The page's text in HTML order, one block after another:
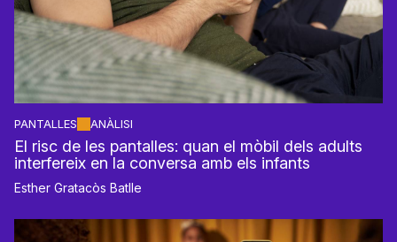
PANTALLES ANÀLISI
El risc de les pantalles: quan el mòbil dels adults
interfereix en la conversa amb els infants
Esther Gratacòs Batlle